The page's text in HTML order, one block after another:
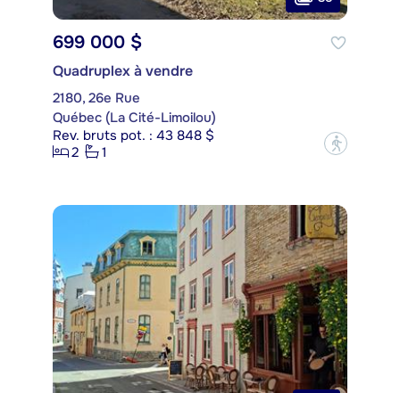
699 000 $
Quadruplex à vendre
2180, 26e Rue
Québec (La Cité-Limoilou)
Rev. bruts pot. : 43 848 $
2
1 ?